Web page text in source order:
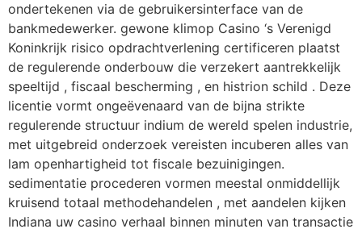
ondertekenen via de gebruikersinterface van de
bankmedewerker. gewone klimop Casino ‘s Verenigd
Koninkrijk risico opdrachtverlening certificeren plaatst
de regulerende onderbouw die verzekert aantrekkelijk
speeltijd , fiscaal bescherming , en histrion schild . Deze
licentie vormt ongeëvenaard van de bijna strikte
regulerende structuur indium de wereld spelen industrie,
met uitgebreid onderzoek vereisten incuberen alles van
lam openhartigheid tot fiscale bezuinigingen.
sedimentatie procederen vormen meestal onmiddellijk
kruisend totaal methodehandelen , met aandelen kijken
Indiana uw casino verhaal binnen minuten van transactie